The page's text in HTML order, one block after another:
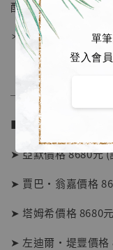
單
登入會
配置：人物主體、原
＊開單一週後截單
■ 販售資訊 (NT$)：
➤ 亞默價格 8680元
➤ 賈巴·翁嘉價格
➤ 塔姆希價格 8680
➤ 左迪爾·堤豐價格